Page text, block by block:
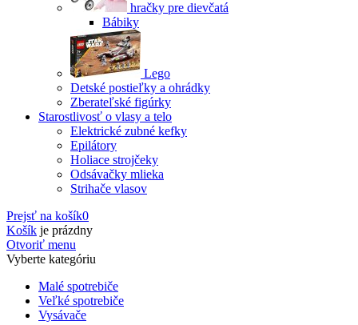
hračky pre dievčatá
Bábiky
Lego
Detské postieľky a ohrádky
Zberateľské figúrky
Starostlivosť o vlasy a telo
Elektrické zubné kefky
Epilátory
Holiace strojčeky
Odsávačky mlieka
Strihače vlasov
Prejsť na košík0
Košík je prázdny
Otvoriť menu
Vyberte kategóriu
Malé spotrebiče
Veľké spotrebiče
Vysávače